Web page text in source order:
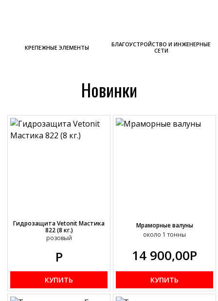
КРЕПЕЖНЫЕ ЭЛЕМЕНТЫ
БЛАГОУСТРОЙСТВО И ИНЖЕНЕРНЫЕ
СЕТИ
Новинки
Гидрозащита Vetonit Мастика
822 (8 кг.)
розовый
Р
КУПИТЬ
Мраморные валуны
около 1 тонны
14 900,00Р
КУПИТЬ